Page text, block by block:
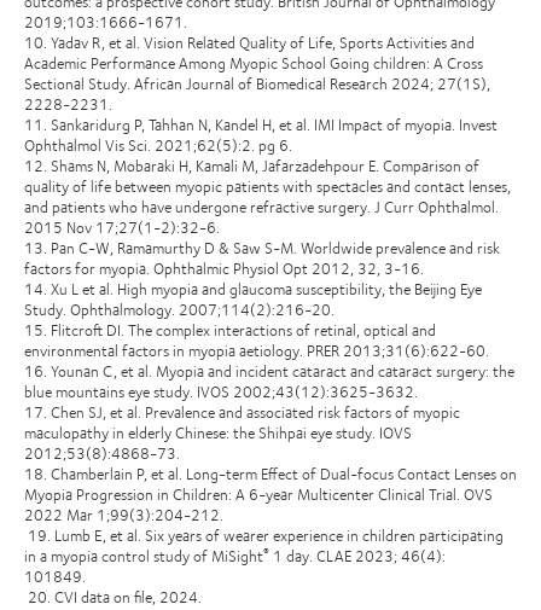
2019;103:1666-1671.
10. Yadav R, et al. Vision Related Quality of Life, Sports Activities and
Academic Performance Among Myopic School Going children: A Cross
Sectional Study. African Journal of Biomedical Research 2024; 27(1S),
2228-2231.
11. Sankaridurg P, Tahhan N, Kandel H, et al. IMI Impact of myopia. Invest
Ophthalmol Vis Sci. 2021;62(5):2. pg 6.
12. Shams N, Mobaraki H, Kamali M, Jafarzadehpour E. Comparison of
quality of life between myopic patients with spectacles and contact lenses,
and patients who have undergone refractive surgery. J Curr Ophthalmol.
2015 Nov 17;27(1-2):32-6.
13. Pan C-W, Ramamurthy D & Saw S-M. Worldwide prevalence and risk
factors for myopia. Ophthalmic Physiol Opt 2012, 32, 3-16.
14. Xu L et al. High myopia and glaucoma susceptibility, the Beijing Eye
Study. Ophthalmology. 2007;114(2):216-20.
15. Flitcroft DI. The complex interactions of retinal, optical and
environmental factors in myopia aetiology. PRER 2013;31(6):622-60.
16. Younan C, et al. Myopia and incident cataract and cataract surgery: the
blue mountains eye study. IVOS 2002;43(12):3625-3632.
17. Chen SJ, et al. Prevalence and associated risk factors of myopic
maculopathy in elderly Chinese: the Shihpai eye study. IOVS
2012;53(8):4868-73.
18. Chamberlain P, et al. Long-term Effect of Dual-focus Contact Lenses on
Myopia Progression in Children: A 6-year Multicenter Clinical Trial. OVS
2022 Mar 1;99(3):204-212.
19. Lumb E, et al. Six years of wearer experience in children participating
in a myopia control study of MiSight® 1 day. CLAE 2023; 46(4):
101849.
20. CVI data on file, 2024.